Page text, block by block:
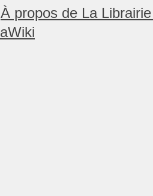
À propos de La